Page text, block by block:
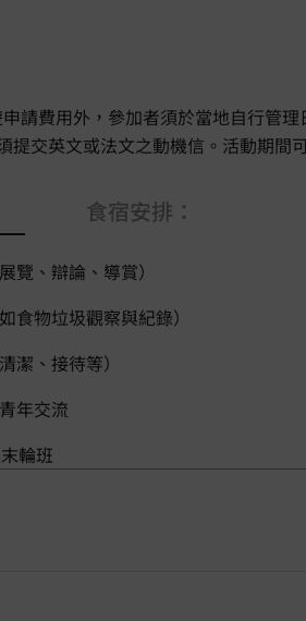
請費用外，參加者須於當地自行管
提交英文或法文之動機信。活動期間
食宿安排：
覽、辯論、導賞）
食物垃圾觀察與紀錄）
潔、接待等）
年交流
輪班